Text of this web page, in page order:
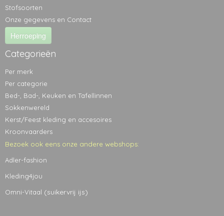
Stofsoorten
Onze gegevens en Contact
Herroeping
Categorieën
Per merk
Per categorie
Bed-, Bad-, Keuken en Tafellinnen
Sokkenwereld
Kerst/Feest kleding en accesoires
Kroonvaarders
Bezoek ook eens onze andere webshops:
Adler-fashion
Kleding4jou
Omni-Vitaal (suikervrij ijs)